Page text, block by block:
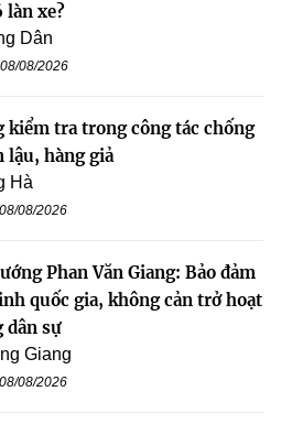
làn xe?
Dân
08/2026
kiểm tra trong công tác chống
lậu, hàng giả
Hà
08/2026
Phan Văn Giang: Bảo đảm
quốc gia, không cản trở hoạt
dân sự
Giang
08/2026